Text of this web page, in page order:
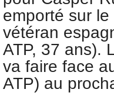
emporté sur
vétéran
ATP, 37 ans).
va faire face
ATP) au